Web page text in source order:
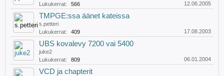
Lukukerrat:
566 12.06.2005
TMPGE:ssa äänet kateissa
s.petteri
Lukukerrat:
409 17.08.2003
UBS kovalevy 7200 vai 5400
juke2
Lukukerrat:
809 06.01.2004
VCD ja chapterit